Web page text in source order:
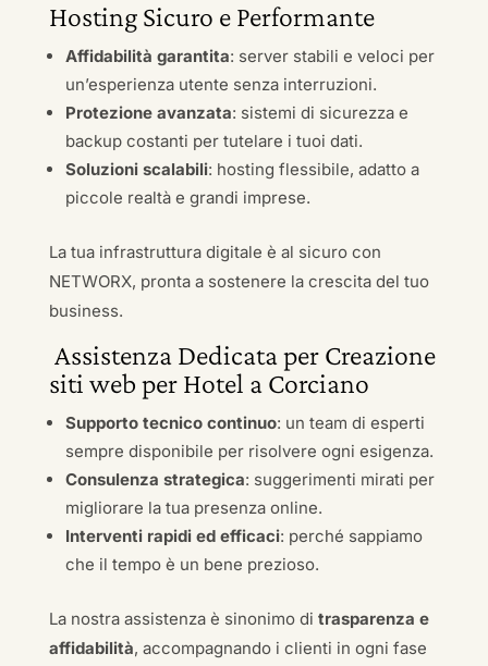
Hosting Sicuro e Performante
Affidabilità garantita: server stabili e veloci per
un’esperienza utente senza interruzioni.
Protezione avanzata: sistemi di sicurezza e
backup costanti per tutelare i tuoi dati.
Soluzioni scalabili: hosting flessibile, adatto a
piccole realtà e grandi imprese.
La tua infrastruttura digitale è al sicuro con
NETWORX, pronta a sostenere la crescita del tuo
business.
Assistenza Dedicata per Creazione
siti web per Hotel a Corciano
Supporto tecnico continuo: un team di esperti
sempre disponibile per risolvere ogni esigenza.
Consulenza strategica: suggerimenti mirati per
migliorare la tua presenza online.
Interventi rapidi ed efficaci: perché sappiamo
che il tempo è un bene prezioso.
La nostra assistenza è sinonimo di trasparenza e
affidabilità, accompagnando i clienti in ogni fase